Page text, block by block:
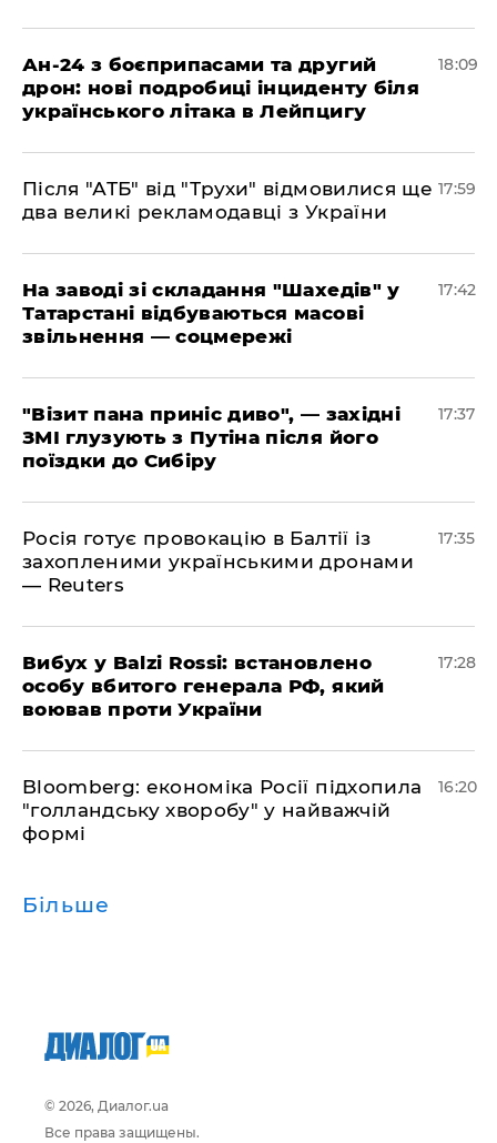
​Ан-24 з боєприпасами та другий
дрон: нові подробиці інциденту біля
українського літака в Лейпцигу
18:09
​Після "АТБ" від "Трухи" відмовилися ще
два великі рекламодавці з України
17:59
​На заводі зі складання "Шахедів" у
Татарстані відбуваються масові
звільнення — соцмережі
17:42
"Візит пана приніс диво", — західні
ЗМІ глузують з Путіна після його
поїздки до Сибіру
17:37
Росія готує провокацію в Балтії із
захопленими українськими дронами
— Reuters
17:35
​Вибух у Balzi Rossi: встановлено
особу вбитого генерала РФ, який
воював проти України
17:28
Bloomberg: економіка Росії підхопила
"голландську хворобу" у найважчій
формі
16:20
Більше
© 2026, Диалог.ua
Все права защищены.